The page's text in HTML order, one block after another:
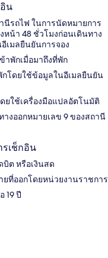
น
รถไฟ ในการนัดหมายการ
หน้า 48 ชั่วโมงก่อนเดินทาง
เมลยืนยันการจอง
าพักเมื่อมาถึงที่พัก
โดยใช้ข้อมูลในอีเมลยืนยัน
ยใช้เครื่องมือแปลอัตโนมัติ
งออกหมายเลข 9 ของสถานี
เช็กอิน
บิต หรือเงินสด
ที่ออกโดยหน่วยงานราชการ
19 ปี